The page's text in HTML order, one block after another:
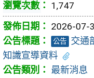
1,747
2026-07-
公告 交通
知識宣導資料
最新消息